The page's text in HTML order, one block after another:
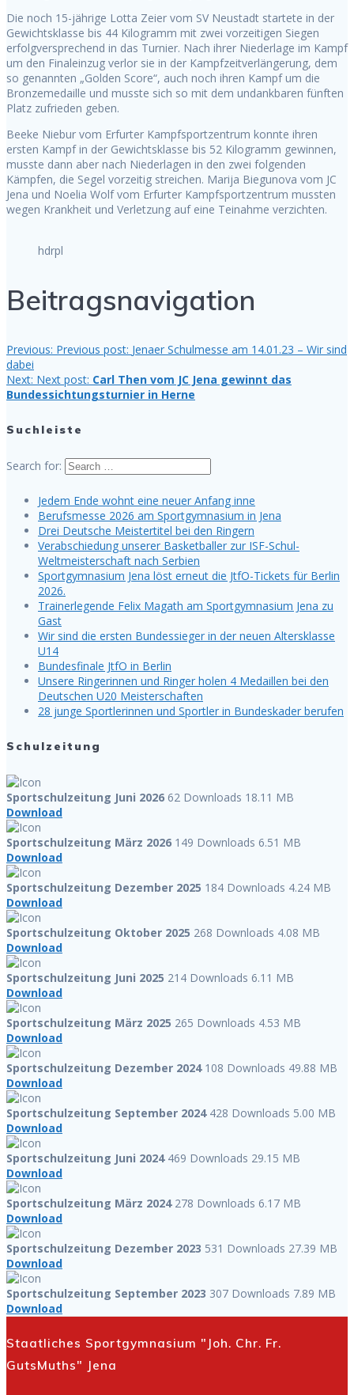
Die noch 15-jährige Lotta Zeier vom SV Neustadt startete in der
Gewichtsklasse bis 44 Kilogramm mit zwei vorzeitigen Siegen
erfolgversprechend in das Turnier. Nach ihrer Niederlage im Kampf
um den Finaleinzug verlor sie in der Kampfzeitverlängerung, dem
so genannten „Golden Score“, auch noch ihren Kampf um die
Bronzemedaille und musste sich so mit dem undankbaren fünften
Platz zufrieden geben.
Beeke Niebur vom Erfurter Kampfsportzentrum konnte ihren
ersten Kampf in der Gewichtsklasse bis 52 Kilogramm gewinnen,
musste dann aber nach Niederlagen in den zwei folgenden
Kämpfen, die Segel vorzeitig streichen. Marija Biegunova vom JC
Jena und Noelia Wolf vom Erfurter Kampfsportzentrum mussten
wegen Krankheit und Verletzung auf eine Teinahme verzichten.
hdrpl
Beitragsnavigation
Previous: Previous post: Jenaer Schulmesse am 14.01.23 – Wir sind
dabei
Next: Next post: Carl Then vom JC Jena gewinnt das
Bundessichtungsturnier in Herne
Suchleiste
Search for:
Jedem Ende wohnt eine neuer Anfang inne
Berufsmesse 2026 am Sportgymnasium in Jena
Drei Deutsche Meistertitel bei den Ringern
Verabschiedung unserer Basketballer zur ISF-Schul-
Weltmeisterschaft nach Serbien
Sportgymnasium Jena löst erneut die JtfO-Tickets für Berlin
2026.
Trainerlegende Felix Magath am Sportgymnasium Jena zu
Gast
Wir sind die ersten Bundessieger in der neuen Altersklasse
U14
Bundesfinale JtfO in Berlin
Unsere Ringerinnen und Ringer holen 4 Medaillen bei den
Deutschen U20 Meisterschaften
28 junge Sportlerinnen und Sportler in Bundeskader berufen
Schulzeitung
Sportschulzeitung Juni 2026 62 Downloads 18.11 MB
Download
Sportschulzeitung März 2026 149 Downloads 6.51 MB
Download
Sportschulzeitung Dezember 2025 184 Downloads 4.24 MB
Download
Sportschulzeitung Oktober 2025 268 Downloads 4.08 MB
Download
Sportschulzeitung Juni 2025 214 Downloads 6.11 MB
Download
Sportschulzeitung März 2025 265 Downloads 4.53 MB
Download
Sportschulzeitung Dezember 2024 108 Downloads 49.88 MB
Download
Sportschulzeitung September 2024 428 Downloads 5.00 MB
Download
Sportschulzeitung Juni 2024 469 Downloads 29.15 MB
Download
Sportschulzeitung März 2024 278 Downloads 6.17 MB
Download
Sportschulzeitung Dezember 2023 531 Downloads 27.39 MB
Download
Sportschulzeitung September 2023 307 Downloads 7.89 MB
Download
Staatliches Sportgymnasium "Joh. Chr. Fr.
GutsMuths" Jena